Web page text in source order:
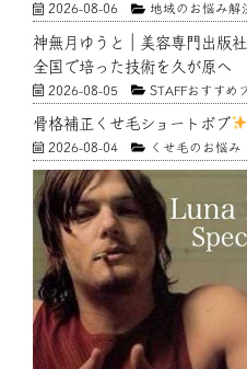
2026-08-06 地域のお悩み解
神無月ゆうと｜美容専門出版
全国で培った技術を久が原へ
2026-08-05 STAFFおすすめ
骨格補正くせ毛ショートボブ
2026-08-04 くせ毛のお悩み